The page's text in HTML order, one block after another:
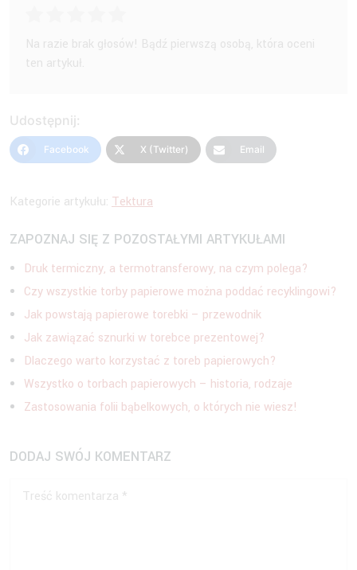
Na razie brak głosów! Bądź pierwszą osobą, która oceni
ten artykuł.
Udostępnij:
Facebook X (Twitter) Email
Kategorie artykułu: Tektura
ZAPOZNAJ SIĘ Z POZOSTAŁYMI ARTYKUŁAMI
Druk termiczny, a termotransferowy, na czym polega?
Czy wszystkie torby papierowe można poddać recyklingowi?
Jak powstają papierowe torebki – przewodnik
Jak zawiązać sznurki w torebce prezentowej?
Dlaczego warto korzystać z toreb papierowych?
Wszystko o torbach papierowych – historia, rodzaje
Zastosowania folii bąbelkowych, o których nie wiesz!
DODAJ SWÓJ KOMENTARZ